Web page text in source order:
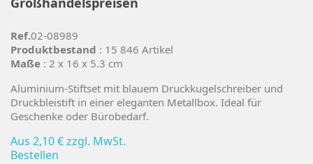
Ref.02-08989
Produktbestand : 15 846 Artikel
Maße : 2 x 16 x 5.3 cm
Aluminium-Stiftset mit blauem Druckkugelschreiber und
Druckbleistift in einer eleganten Metallbox. Ideal für
Geschenke oder Bürobedarf.
Aus 2,10 €zzgl. MwSt.
Bestellen